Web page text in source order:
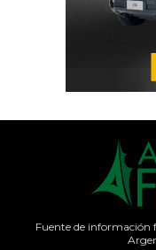
Fuente de información